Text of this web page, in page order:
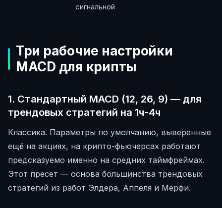
сигнальной
Три рабочие настройки
MACD для крипты
1. Стандартный MACD (12, 26, 9) — для
трендовых стратегий на 1ч-4ч
Классика. Параметры по умолчанию, выверенные
ещё на акциях, на крипто-фьючерсах работают
предсказуемо именно на средних таймфреймах.
Этот пресет — основа большинства трендовых
стратегий из работ Элдера, Аппеля и Мерфи.